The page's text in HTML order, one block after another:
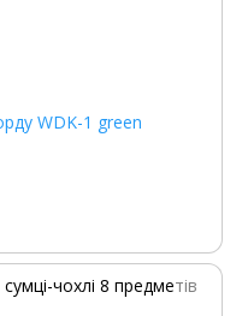
WDK-1 green